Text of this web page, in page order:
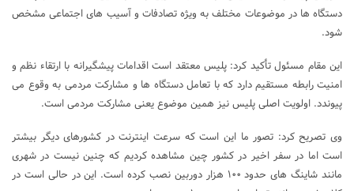
دستگاه ها در موضوعات مختلف به ویژه تصادفات و آسیب های اجتماعی مشخص
شود.
این مقام مسئول تأکید کرد: پلیس معتقد است اقدامات پیشگیرانه با ارتقاء نظم و
امنیت رابطه مستقیم دارد که با تعامل دستگاه ها و مشارکت مردمی به وقوع می
پیوندد. اولویت اصلی پلیس نیز همین موضوع یعنی مشارکت مردمی است.
وی تصریح کرد: تصور ما این است که سرعت اینترنت در کشورهای دیگر بیشتر
است اما در سفر اخیر در کشور چین مشاهده کردیم که چنین نیست در شهری
مانند شاینگ های حدود ۱۰۰ هزار دوربین نصب کرده است. این در حالی است در